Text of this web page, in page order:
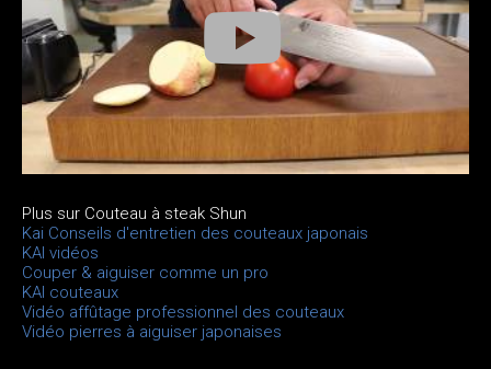
Plus sur Couteau à steak Shun
Kai Conseils d'entretien des couteaux japonais
KAI vidéos
Couper & aiguiser comme un pro
KAI couteaux
Vidéo affûtage professionnel des couteaux
Vidéo pierres à aiguiser japonaises